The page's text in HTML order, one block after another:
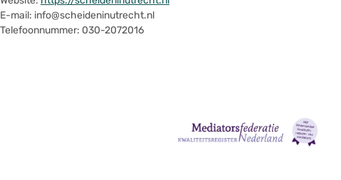
E-mail: info@scheideninutrecht.nl
Telefoonnummer: 030-2072016